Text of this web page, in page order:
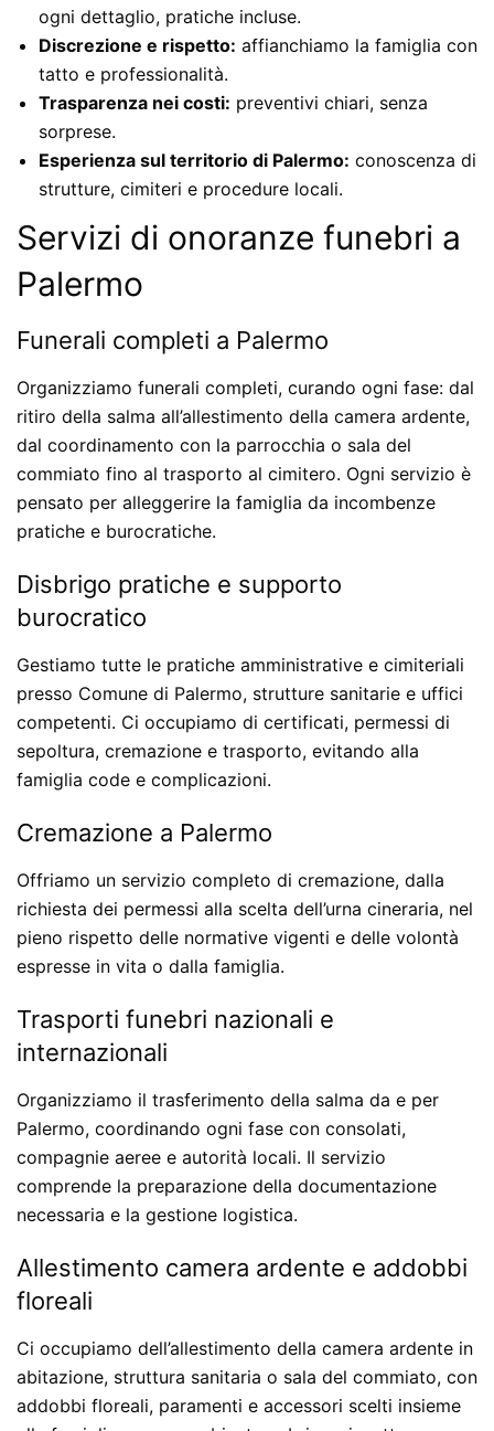
ogni dettaglio, pratiche incluse.
Discrezione e rispetto: affianchiamo la famiglia con
tatto e professionalità.
Trasparenza nei costi: preventivi chiari, senza
sorprese.
Esperienza sul territorio di Palermo: conoscenza di
strutture, cimiteri e procedure locali.
Servizi di onoranze funebri a
Palermo
Funerali completi a Palermo
Organizziamo funerali completi, curando ogni fase: dal
ritiro della salma all’allestimento della camera ardente,
dal coordinamento con la parrocchia o sala del
commiato fino al trasporto al cimitero. Ogni servizio è
pensato per alleggerire la famiglia da incombenze
pratiche e burocratiche.
Disbrigo pratiche e supporto
burocratico
Gestiamo tutte le pratiche amministrative e cimiteriali
presso Comune di Palermo, strutture sanitarie e uffici
competenti. Ci occupiamo di certificati, permessi di
sepoltura, cremazione e trasporto, evitando alla
famiglia code e complicazioni.
Cremazione a Palermo
Offriamo un servizio completo di cremazione, dalla
richiesta dei permessi alla scelta dell’urna cineraria, nel
pieno rispetto delle normative vigenti e delle volontà
espresse in vita o dalla famiglia.
Trasporti funebri nazionali e
internazionali
Organizziamo il trasferimento della salma da e per
Palermo, coordinando ogni fase con consolati,
compagnie aeree e autorità locali. Il servizio
comprende la preparazione della documentazione
necessaria e la gestione logistica.
Allestimento camera ardente e addobbi
floreali
Ci occupiamo dell’allestimento della camera ardente in
abitazione, struttura sanitaria o sala del commiato, con
addobbi floreali, paramenti e accessori scelti insieme